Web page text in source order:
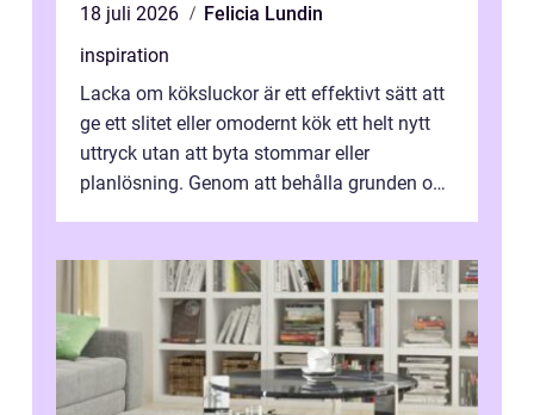
18 juli 2026
Felicia Lundin
inspiration
Lacka om köksluckor är ett effektivt sätt att
ge ett slitet eller omodernt kök ett helt nytt
uttryck utan att byta stommar eller
planlösning. Genom att behålla grunden och